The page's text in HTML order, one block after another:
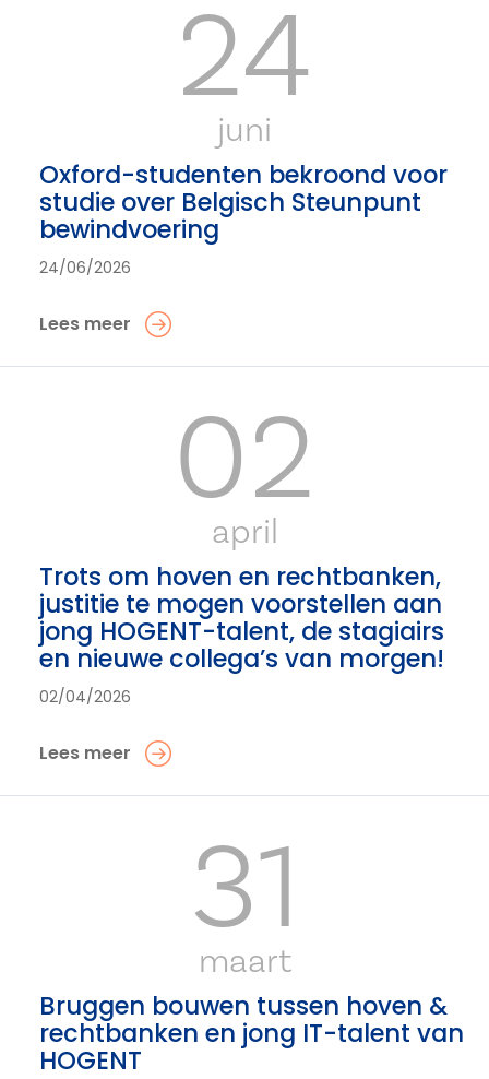
24
juni
Oxford-studenten bekroond voor
studie over Belgisch Steunpunt
bewindvoering
24/06/2026
Lees meer
02
april
Trots om hoven en rechtbanken,
justitie te mogen voorstellen aan
jong HOGENT-talent, de stagiairs
en nieuwe collega’s van morgen!
02/04/2026
Lees meer
31
maart
Bruggen bouwen tussen hoven &
rechtbanken en jong IT-talent van
HOGENT